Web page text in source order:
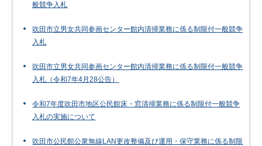
般競争入札
吹田市立男女共同参画センター館内清掃業務に係る制限付一般競争
入札
吹田市立男女共同参画センター館内清掃業務に係る制限付一般競争
入札（令和7年4月28公告）
令和7年度吹田市地区公民館床・窓清掃業務に係る制限付一般競争
入札の実施について
吹田市公民館公衆無線LAN更改整備及び運用・保守業務に係る制限